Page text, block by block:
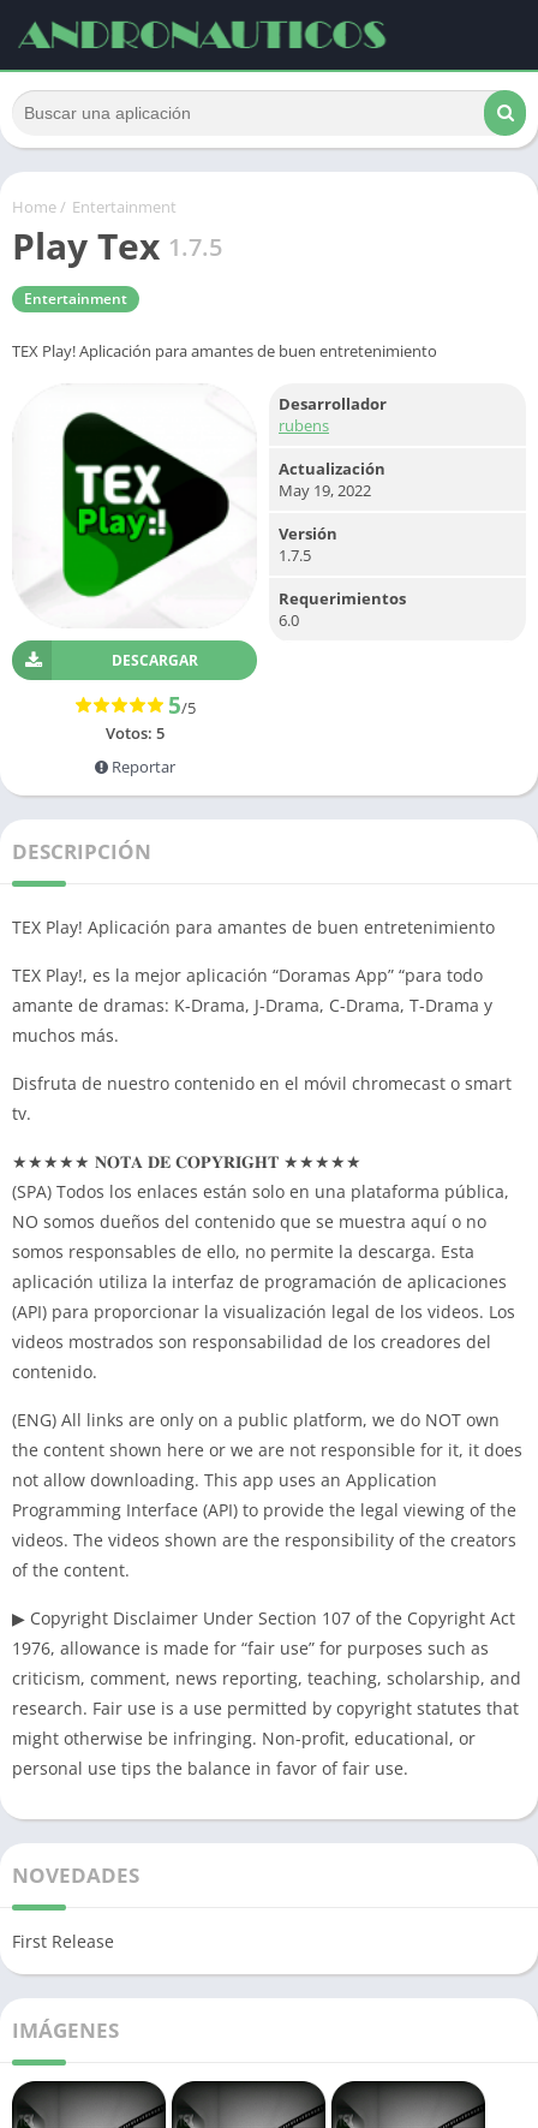
Home/ Entertainment
Play Tex 1.7.5
Entertainment
TEX Play! Aplicación para amantes de buen entretenimiento
DESCARGAR
5/5
Votos: 5
Reportar
Desarrollador
rubens
Actualización
May 19, 2022
Versión
1.7.5
Requerimientos
6.0
DESCRIPCIÓN
TEX Play! Aplicación para amantes de buen entretenimiento
TEX Play!, es la mejor aplicación “Doramas App” “para todo
amante de dramas: K-Drama, J-Drama, C-Drama, T-Drama y
muchos más.
Disfruta de nuestro contenido en el móvil chromecast o smart
tv.
★★★★★ 𝐍𝐎𝐓𝐀 𝐃𝐄 𝐂𝐎𝐏𝐘𝐑𝐈𝐆𝐇𝐓 ★★★★★
(SPA) Todos los enlaces están solo en una plataforma pública,
NO somos dueños del contenido que se muestra aquí o no
somos responsables de ello, no permite la descarga. Esta
aplicación utiliza la interfaz de programación de aplicaciones
(API) para proporcionar la visualización legal de los videos. Los
videos mostrados son responsabilidad de los creadores del
contenido.
(ENG) All links are only on a public platform, we do NOT own
the content shown here or we are not responsible for it, it does
not allow downloading. This app uses an Application
Programming Interface (API) to provide the legal viewing of the
videos. The videos shown are the responsibility of the creators
of the content.
▶ Copyright Disclaimer Under Section 107 of the Copyright Act
1976, allowance is made for “fair use” for purposes such as
criticism, comment, news reporting, teaching, scholarship, and
research. Fair use is a use permitted by copyright statutes that
might otherwise be infringing. Non-profit, educational, or
personal use tips the balance in favor of fair use.
NOVEDADES
First Release
IMÁGENES